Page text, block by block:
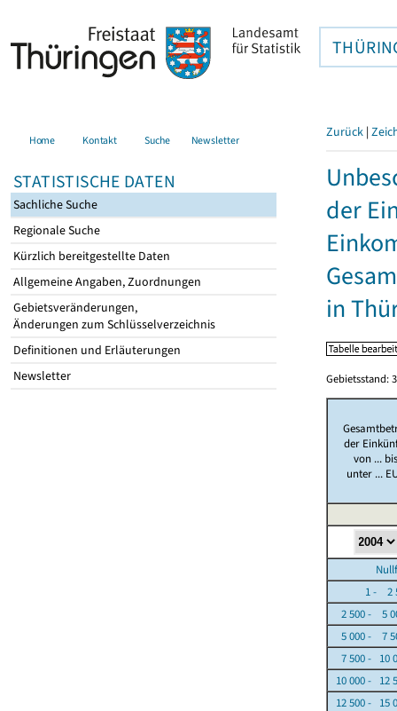
Home Kontakt Suche Newsletter
STATISTISCHE DATEN
Sachliche Suche
Regionale Suche
Kürzlich bereitgestellte Daten
Allgemeine Angaben, Zuordnungen
Gebietsveränderungen,
Änderungen zum Schlüsselverzeichnis
Definitionen und Erläuterungen
Newsletter
Zurück |
der
in
Gebietsstand:
der
von ...
unter ...
1 - 2
2 500 - 5
5 000 - 7
7 500 - 10
10 000 - 12
12 500 - 15